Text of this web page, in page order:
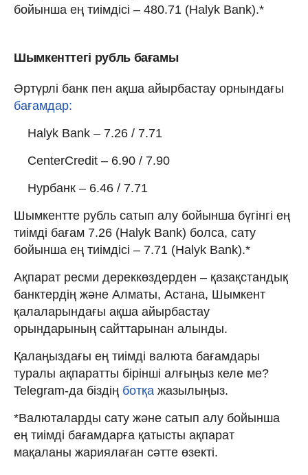
бойынша ең тиімдісі – 480.71 (Halyk Bank).*
Шымкенттегі рубль бағамы
Әртүрлі банк пен ақша айырбастау орнындағы
бағамдар:
Halyk Bank – 7.26 / 7.71
CenterCredit – 6.90 / 7.90
Нурбанк – 6.46 / 7.71
Шымкентте рубль сатып алу бойынша бүгінгі ең
тиімді бағам 7.26 (Halyk Bank) болса, сату
бойынша ең тиімдісі – 7.71 (Halyk Bank).*
Ақпарат ресми дереккөздерден – қазақстандық
банктердің және Алматы, Астана, Шымкент
қалаларындағы ақша айырбастау
орындарының сайттарынан алынды.
Қалаңыздағы ең тиімді валюта бағамдары
туралы ақпаратты бірінші алғыңыз келе ме?
Telegram-да біздің ботқа жазылыңыз.
*Валюталарды сату және сатып алу бойынша
ең тиімді бағамдарға қатысты ақпарат
мақаланы жариялаған сәтте өзекті.